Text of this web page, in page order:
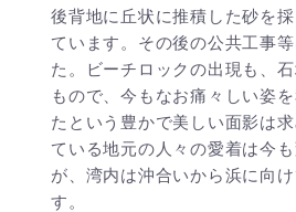
後背地に丘状に推積した砂を
ています。その後の公共工事
た。ビーチロックの出現も、
もので、今もなお痛々しい姿
たという豊かで美しい面影は
ている地元の人々の愛着は今
が、湾内は沖合いから浜に向
す。